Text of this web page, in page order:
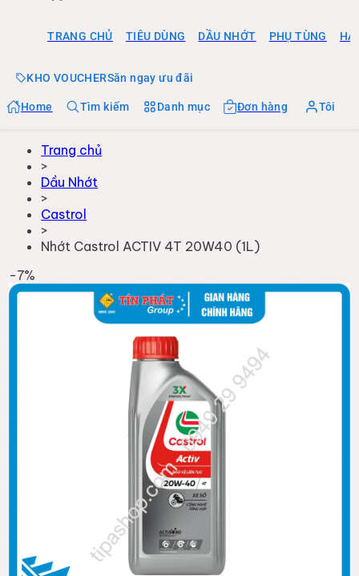
TRANG CHỦ TIÊU DÙNG DẦU NHỚT PHỤ TÙNG
KHO VOUCHERSăn ngay ưu đãi
Home Tìm kiếm Danh mục Đơn hàng Tôi
Trang chủ
>
Dầu Nhớt
>
Castrol
>
Nhớt Castrol ACTIV 4T 20W40 (1L)
-7%